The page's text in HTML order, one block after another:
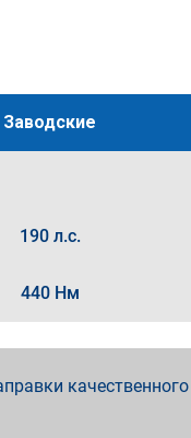
Заводские
190 л.с.
440 Нм